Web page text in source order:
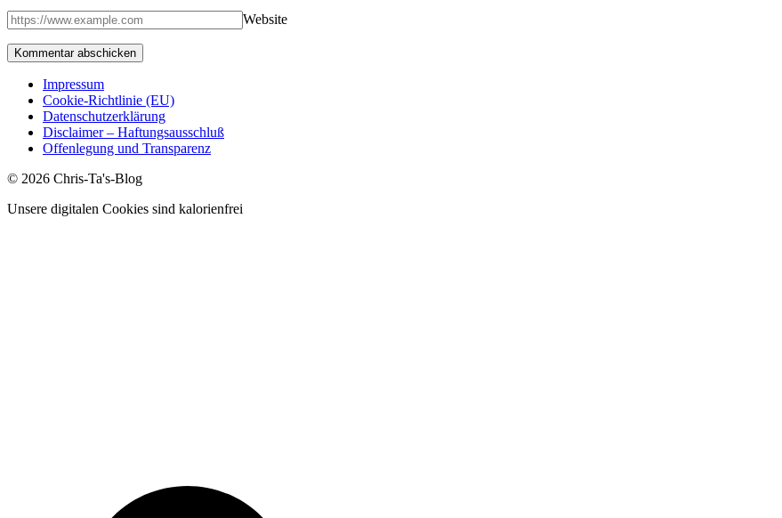
Website
Impressum
Cookie-Richtlinie (EU)
Datenschutzerklärung
Disclaimer – Haftungsausschluß
Offenlegung und Transparenz
© 2026 Chris-Ta's-Blog
Unsere digitalen Cookies sind kalorienfrei